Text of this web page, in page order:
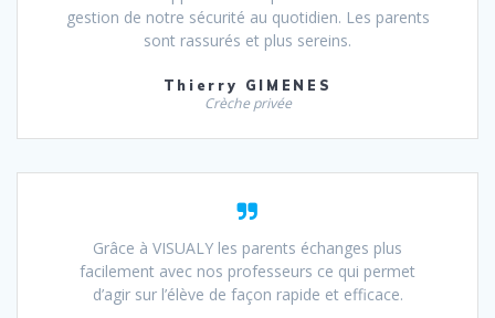
gestion de notre sécurité au quotidien. Les parents
sont rassurés et plus sereins.
Thierry GIMENES
Crèche privée
Grâce à VISUALY les parents échanges plus
facilement avec nos professeurs ce qui permet
d’agir sur l’élève de façon rapide et efficace.